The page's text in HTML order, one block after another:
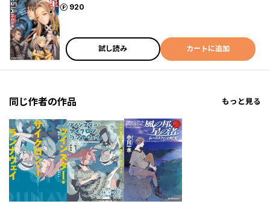
920
ポイント
試し読み カートに追加
同じ作者の作品 もっと見る